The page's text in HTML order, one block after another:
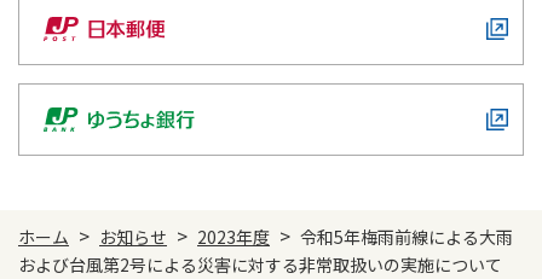
ホーム > お知らせ > 2023年度 > 令和5年梅雨前線による大雨
および台風第2号による災害に対する非常取扱いの実施について